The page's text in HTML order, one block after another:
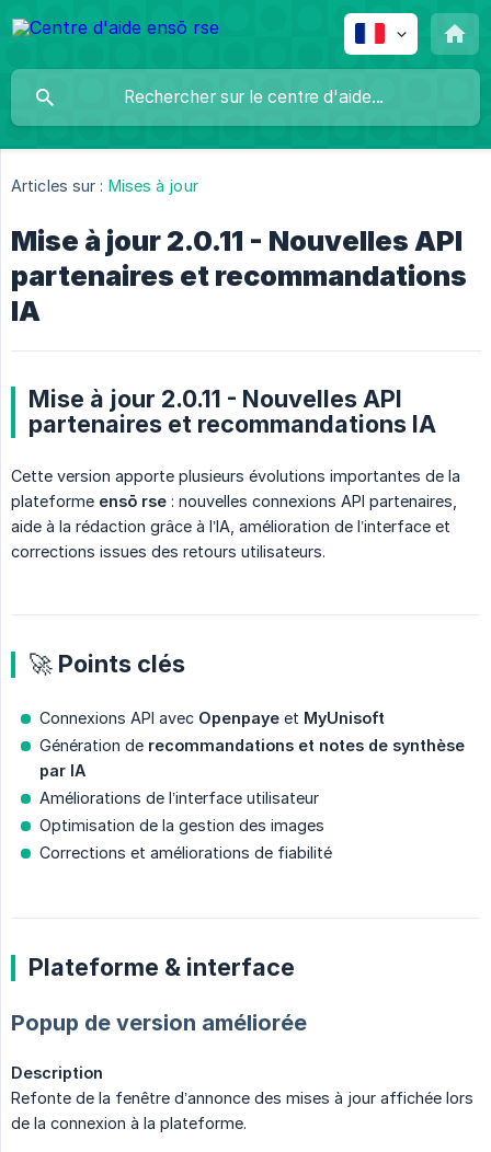
Articles sur : Mises à jour
Mise à jour 2.0.11 - Nouvelles API
partenaires et recommandations
IA
Mise à jour 2.0.11 - Nouvelles API
partenaires et recommandations IA
Cette version apporte plusieurs évolutions importantes de la
plateforme ensō rse : nouvelles connexions API partenaires,
aide à la rédaction grâce à l’IA, amélioration de l’interface et
corrections issues des retours utilisateurs.
🚀 Points clés
Connexions API avec Openpaye et MyUnisoft
Génération de recommandations et notes de synthèse
par IA
Améliorations de l’interface utilisateur
Optimisation de la gestion des images
Corrections et améliorations de fiabilité
Plateforme & interface
Popup de version améliorée
Description
Refonte de la fenêtre d’annonce des mises à jour affichée lors
de la connexion à la plateforme.